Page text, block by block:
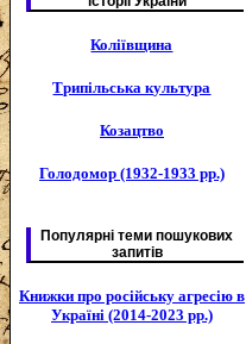
Коліївщина
Трипільська культура
Козацтво
Голодомор (1932-1933 рр.)
Популярні теми пошукових
запитів
Книжки про російську агресію в
Україні (2014-2023 рр.)